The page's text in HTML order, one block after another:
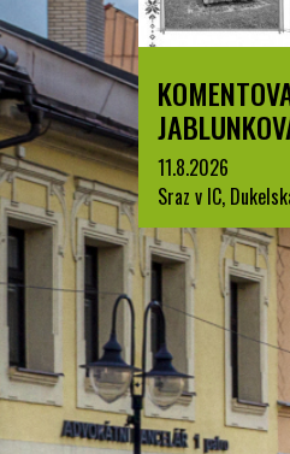
LETNÍ KINO
JABLUNKOV
22.8.2026
park A. Szpyrce,